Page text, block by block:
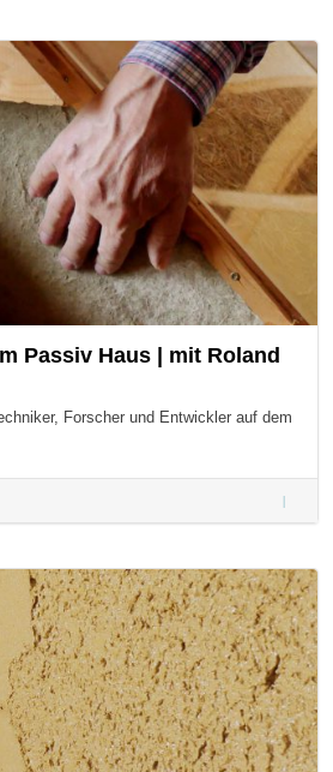
Passiv Haus | mit Roland
Forscher und Entwickler auf dem
Lehm
| mit
Roland